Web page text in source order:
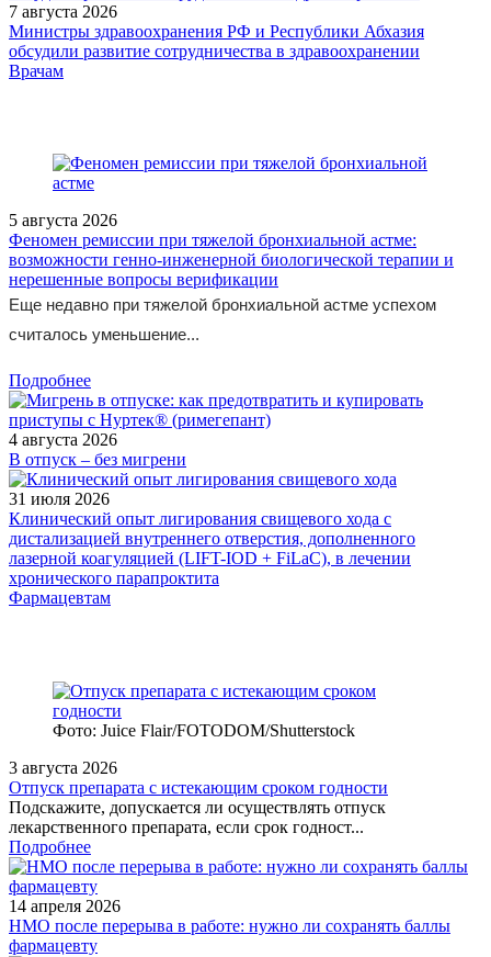
7 августа 2026
Министры здравоохранения РФ и Республики Абхазия
обсудили развитие сотрудничества в здравоохранении
/legislation/law/Prikaz-Ministerstva-zdravookhraneniya-Rossiyskoy-
Врачам
5 августа 2026
Феномен ремиссии при тяжелой бронхиальной астме:
возможности генно-инженерной биологической терапии и
нерешенные вопросы верификации
Еще недавно при тяжелой бронхиальной астме успехом
считалось уменьшение...
Подробнее
4 августа 2026
В отпуск – без мигрени
31 июля 2026
Клинический опыт лигирования свищевого хода с
дистализацией внутреннего отверстия, дополненного
лазерной коагуляцией (LIFT-IOD + FiLaC), в лечении
хронического парапроктита
Фармацевтам
Фото: Juice Flair/FOTODOM/Shutterstoсk
3 августа 2026
Отпуск препарата с истекающим сроком годности
Подскажите, допускается ли осуществлять отпуск
лекарственного препарата, если срок годност...
Подробнее
14 апреля 2026
НМО после перерыва в работе: нужно ли сохранять баллы
фармацевту